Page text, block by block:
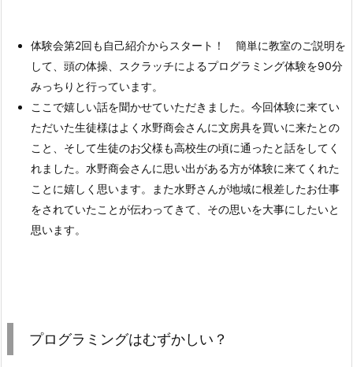
体験会第2回も自己紹介からスタート！ 簡単に教室のご説明を
して、頭の体操、スクラッチによるプログラミング体験を90分
みっちりと行っています。
ここで嬉しい話を聞かせていただきました。今回体験に来てい
ただいた生徒様はよく水野商会さんに文房具を買いに来たとの
こと、そして生徒のお父様も高校生の頃に通ったと話をしてく
れました。水野商会さんに思い出がある方が体験に来てくれた
ことに嬉しく思います。また水野さんが地域に根差したお仕事
をされていたことが伝わってきて、その思いを大事にしたいと
思います。
プログラミングはむずかしい？